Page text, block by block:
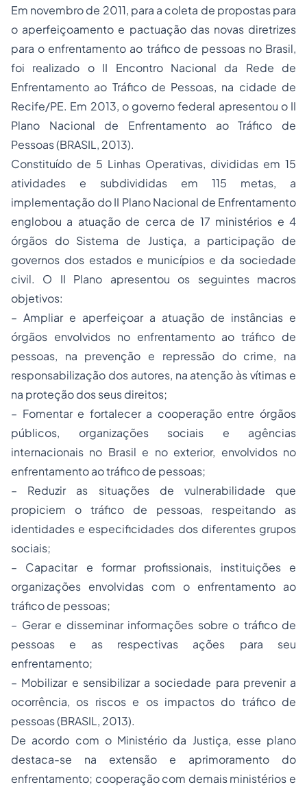
Em novembro de 2011, para a coleta de propostas para
o aperfeiçoamento e pactuação das novas diretrizes
para o enfrentamento ao tráfico de pessoas no Brasil,
foi realizado o II Encontro Nacional da Rede de
Enfrentamento ao Tráfico de Pessoas, na cidade de
Recife/PE. Em 2013, o governo federal apresentou o II
Plano Nacional de Enfrentamento ao Tráfico de
Pessoas (BRASIL, 2013).
Constituído de 5 Linhas Operativas, divididas em 15
atividades e subdivididas em 115 metas, a
implementação do II Plano Nacional de Enfrentamento
englobou a atuação de cerca de 17 ministérios e 4
órgãos do Sistema de Justiça, a participação de
governos dos estados e municípios e da sociedade
civil. O II Plano apresentou os seguintes macros
objetivos:
– Ampliar e aperfeiçoar a atuação de instâncias e
órgãos envolvidos no enfrentamento ao tráfico de
pessoas, na prevenção e repressão do crime, na
responsabilização dos autores, na atenção às vítimas e
na proteção dos seus direitos;
– Fomentar e fortalecer a cooperação entre órgãos
públicos, organizações sociais e agências
internacionais no Brasil e no exterior, envolvidos no
enfrentamento ao tráfico de pessoas;
– Reduzir as situações de vulnerabilidade que
propiciem o tráfico de pessoas, respeitando as
identidades e especificidades dos diferentes grupos
sociais;
– Capacitar e formar profissionais, instituições e
organizações envolvidas com o enfrentamento ao
tráfico de pessoas;
– Gerar e disseminar informações sobre o tráfico de
pessoas e as respectivas ações para seu
enfrentamento;
– Mobilizar e sensibilizar a sociedade para prevenir a
ocorrência, os riscos e os impactos do tráfico de
pessoas (BRASIL, 2013).
De acordo com o Ministério da Justiça, esse plano
destaca-se na extensão e aprimoramento do
enfrentamento; cooperação com demais ministérios e